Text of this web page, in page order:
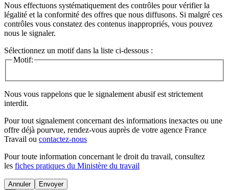
Nous effectuons systématiquement des contrôles pour vérifier la
légalité et la conformité des offres que nous diffusons. Si malgré ces
contrôles vous constatez des contenus inappropriés, vous pouvez
nous le signaler.
Sélectionnez un motif dans la liste ci-dessous :
Motif:
Nous vous rappelons que le signalement abusif est strictement
interdit.
Pour tout signalement concernant des informations inexactes ou une
offre déjà pourvue, rendez-vous auprès de votre agence France
Travail ou contactez-nous
Pour toute information concernant le droit du travail, consultez
les fiches pratiques du Ministère du travail
Annuler